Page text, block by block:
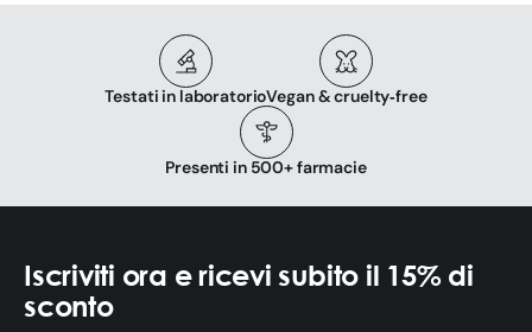
Testati in laboratorioVegan & cruelty‑free
Presenti in 500+ farmacie
Iscriviti ora e ricevi subito il 15% di
sconto